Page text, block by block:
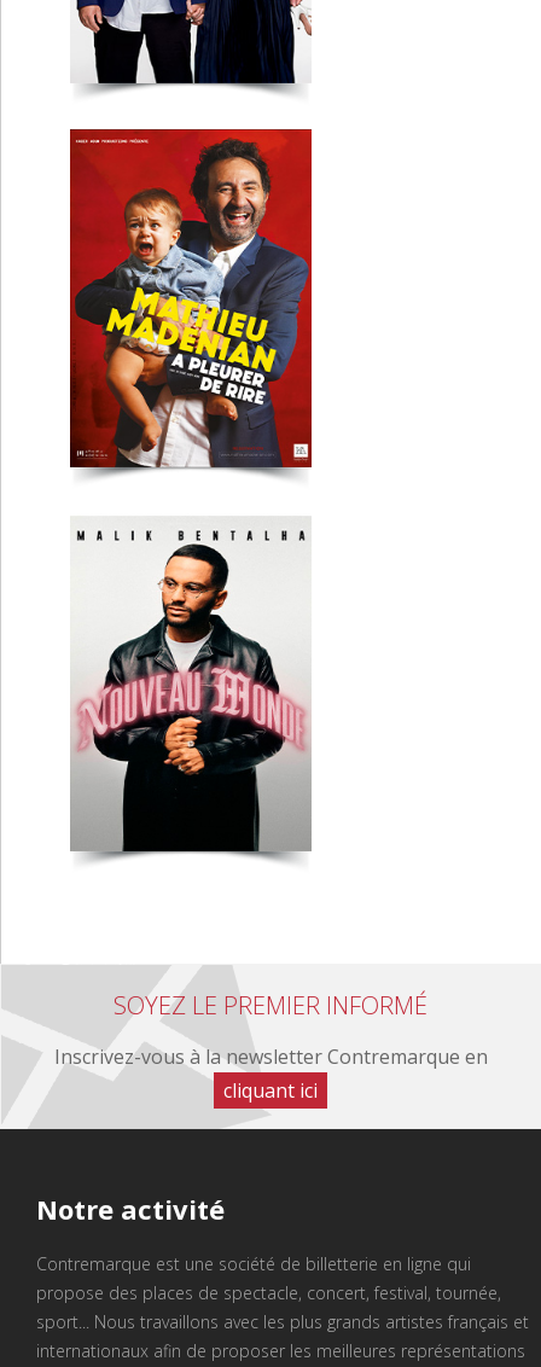
Malik Bentalha
Lyon
SOYEZ LE PREMIER INFORMÉ
Inscrivez-vous à la newsletter Contremarque en
cliquant ici
Notre activité
Contremarque est une société de billetterie en ligne qui
propose des places de spectacle, concert, festival, tournée,
sport... Nous travaillons avec les plus grands artistes français et
internationaux afin de proposer les meilleures représentations